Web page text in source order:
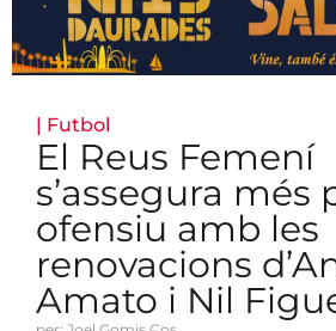
| Futbol
El Reus Femení
s’assegura més
ofensiu amb les
renovacions
Amato i Nil